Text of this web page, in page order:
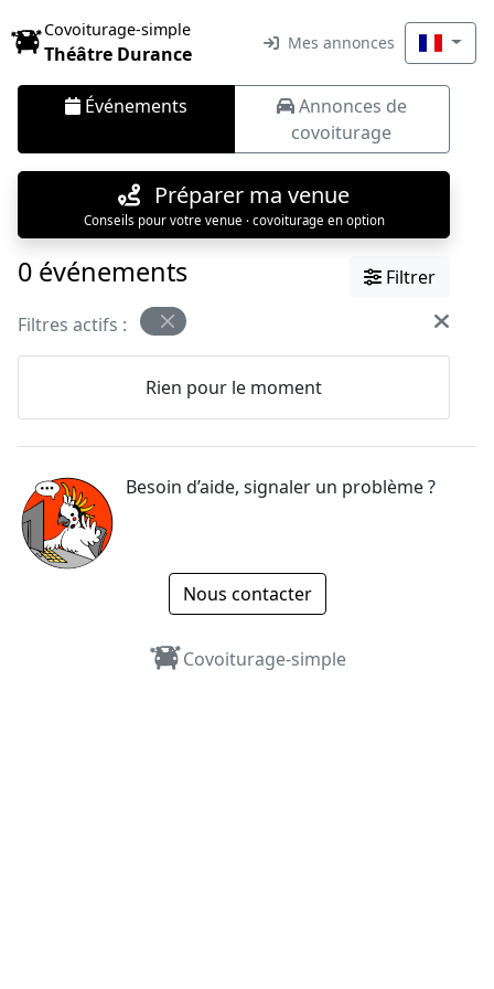
Covoiturage-simple
Théâtre Durance Mes annonces
Événements
Annonces de
covoiturage
Préparer ma venue
Conseils pour votre venue · covoiturage en option
0 événements
Filtrer
Filtres actifs :
Rien pour le moment
Besoin d’aide, signaler un problème ?
Nous contacter
Covoiturage-simple